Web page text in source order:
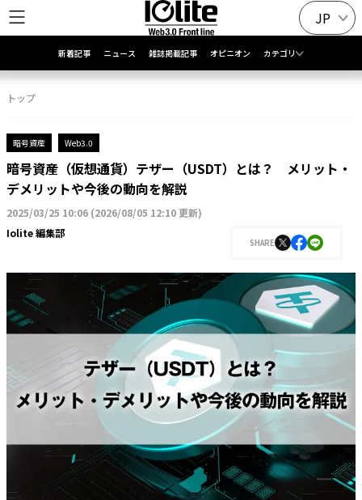
JP
新着記事 ニュース 雑誌掲載記事 オピニオン カテゴリ
トップ
暗号資産 Web3.0
暗号資産（仮想通貨）テザー（USDT）とは？ メリット・
デメリットや今後の動向を解説
2025/03/25 10:06 (2026/08/05 12:10 更新)
Iolite 編集部
SHARE